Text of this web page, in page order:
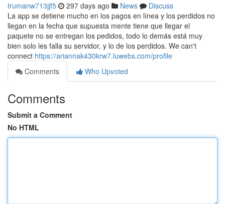
trumanw713jjf5 297 days ago News
Discuss
La app se detiene mucho en los pagos en línea y los perdidos no
llegan en la fecha que supuesta mente tiene que llegar el
paquete no se entregan los pedidos, todo lo demás está muy
bien solo les falla su servidor, y lo de los perdidos. We can't
connect https://ariannak430krw7.luwebs.com/profile
Comments
Who Upvoted
Comments
Submit a Comment
No HTML